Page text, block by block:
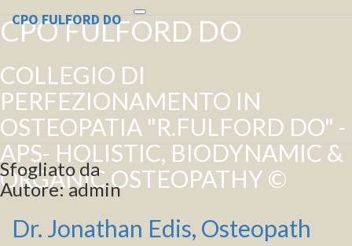
Toggle
navigation
CPO FULFORD DO
CPO FULFORD DO
COLLEGIO DI
PERFEZIONAMENTO IN
OSTEOPATIA "R.FULFORD DO" -
APS- HOLISTIC, BIODYNAMIC &
ORGANIC OSTEOPATHY ©
Sfogliato da
Autore:admin
Dr.
Jonathan
Dr. Jonathan Edis, Osteopath